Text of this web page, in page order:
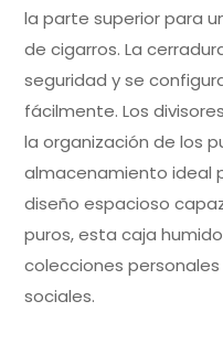
la parte superior para
de cigarros. La
seguridad y se
fácilmente. Los
la organización de los
almacenamiento ideal
diseño espacioso
puros, esta caja
colecciones
sociales.